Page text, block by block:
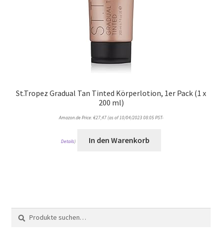
St.Tropez Gradual Tan Tinted Körperlotion, 1er Pack (1 x
200 ml)
Amazon.de Price:€27,47(as of 10/04/2023 08:05 PST-
Details) In den Warenkorb
nach: